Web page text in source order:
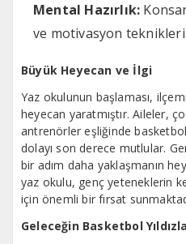
Mental Hazırlık:
ve motivasyon teknikleri.
Büyük Heyecan ve İlgi
Yaz okulunun başlaması,
heyecan yaratmıştır. Aileler,
antrenörler eşliğinde
dolayı son derece mutlular.
bir adım daha yaklaşmanın
yaz okulu, genç yeteneklerin
için önemli bir fırsat
Geleceğin Basketbol